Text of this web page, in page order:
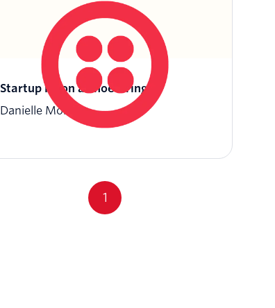
Startup PR on a Shoestring
Danielle Morrill
1